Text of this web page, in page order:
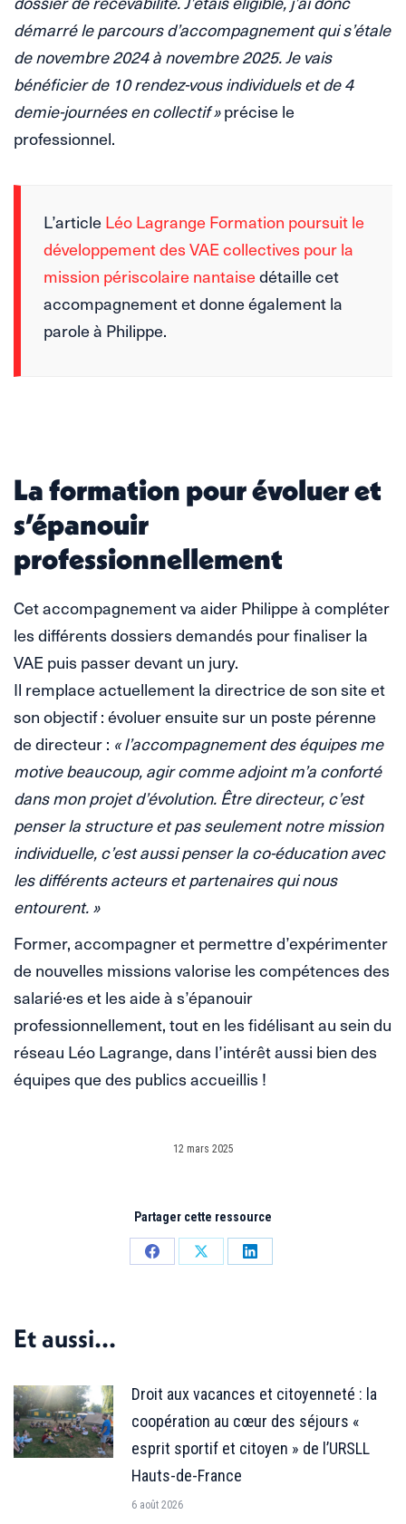
démarré le parcours d’accompagnement qui s’étale
de novembre 2024 à novembre 2025. Je vais
bénéficier de 10 rendez-vous individuels et de 4
demie-journées en collectif »précise le
professionnel.
L’articleLéo Lagrange Formation poursuit le
développement des VAE collectives pour la
mission périscolaire nantaisedétaille cet
accompagnement et donne également la
parole à Philippe.
La formation pour évoluer et
s’épanouir
professionnellement
Cet accompagnement va aider Philippe à compléter
les différents dossiers demandés pour finaliser la
VAE puis passer devant un jury.
Il remplace actuellement la directrice de son site et
son objectif : évoluer ensuite sur un poste pérenne
de directeur : « l’accompagnement des équipes me
motive beaucoup, agir comme adjoint m’a conforté
dans mon projet d’évolution. Être directeur, c’est
penser la structure et pas seulement notre mission
individuelle, c’est aussi penser la co-éducation avec
les différents acteurs et partenaires qui nous
entourent. »
Former, accompagner et permettre d’expérimenter
de nouvelles missions valorise les compétences des
salarié·es et les aide à s’épanouir
professionnellement, tout en les fidélisant au sein du
réseau Léo Lagrange, dans l’intérêt aussi bien des
équipes que des publics accueillis !
12 mars 2025
Partager cette ressource
PartagerPartagerPartager
Et aussi...
Droit aux vacances et citoyenneté : la
coopération au cœur des séjours «
esprit sportif et citoyen » de l’URSLL
Hauts-de-France
6 août 2026